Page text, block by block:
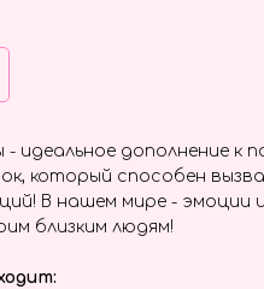
идеальное дополнение к
который способен
В нашем мире - эмоции
близким людям!